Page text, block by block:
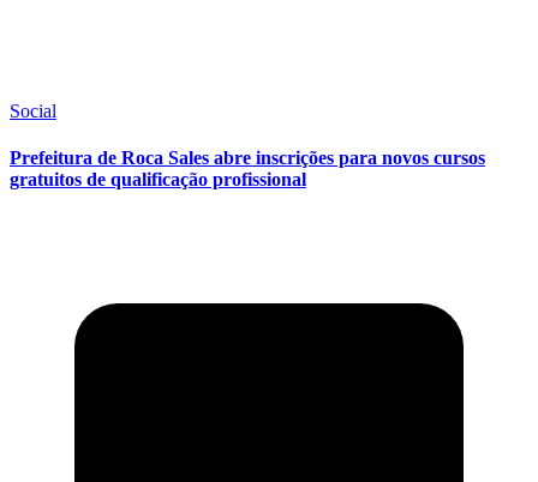
Social
Prefeitura de Roca Sales abre inscrições para novos cursos
gratuitos de qualificação profissional